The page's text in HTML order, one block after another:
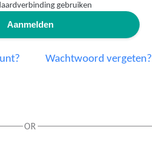
gebruiken
Wachtwoord vergeten?
OR